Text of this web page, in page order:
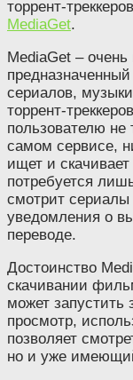
торрент-
MediaGet.
MediaGet –
сериалов,
торрент-
пользователю не
самом сервисе,
ищет и
потребуется
смотрит сериалы
уведомления о
переводе.
Достоинство
скачивании
может запустить
просмотр,
позволяет
но и уже